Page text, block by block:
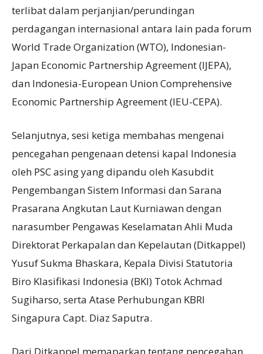
terlibat dalam perjanjian/perundingan
perdagangan internasional antara lain pada forum
World Trade Organization (WTO), Indonesian-
Japan Economic Partnership Agreement (IJEPA),
dan Indonesia-European Union Comprehensive
Economic Partnership Agreement (IEU-CEPA).
Selanjutnya, sesi ketiga membahas mengenai
pencegahan pengenaan detensi kapal Indonesia
oleh PSC asing yang dipandu oleh Kasubdit
Pengembangan Sistem Informasi dan Sarana
Prasarana Angkutan Laut Kurniawan dengan
narasumber Pengawas Keselamatan Ahli Muda
Direktorat Perkapalan dan Kepelautan (Ditkappel)
Yusuf Sukma Bhaskara, Kepala Divisi Statutoria
Biro Klasifikasi Indonesia (BKI) Totok Achmad
Sugiharso, serta Atase Perhubungan KBRI
Singapura Capt. Diaz Saputra.